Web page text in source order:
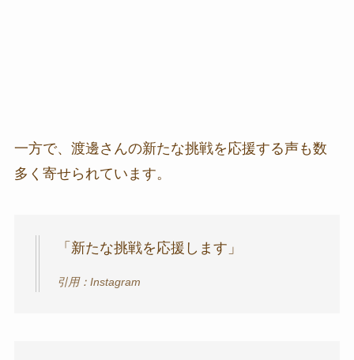
一方で、渡邊さんの新たな挑戦を応援する声も数
多く寄せられています。
「新たな挑戦を応援します」
引用：Instagram